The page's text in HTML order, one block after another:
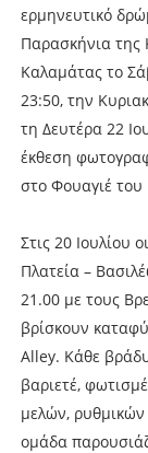
ερμηνευτικό
Παρασκήνια της
Καλαμάτας το
23:50, την
τη Δευτέρα 22
έκθεση
στο Φουαγιέ
Στις 20 Ιουλίου
Πλατεία –
21.00 με τους
βρίσκουν
Alley. Κάθε
βαριετέ,
μελών, ρυθμικών
ομάδα